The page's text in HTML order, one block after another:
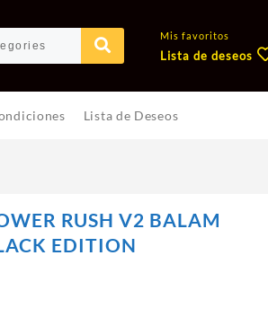
Mis favoritos
Lista de deseos
Lista de Deseos
RUSH V2 BALAM
EDITION